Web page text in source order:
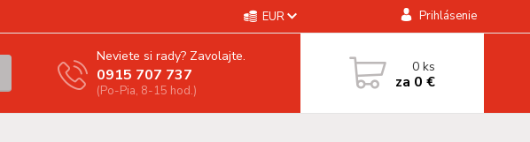
EUR Prihlásenie
Neviete si rady? Zavolajte.
0915 707 737
(Po-Pia, 8-15 hod.)
0ks
za 0 €